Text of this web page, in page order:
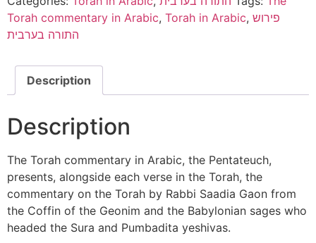
Torah commentary in Arabic, Torah in Arabic, פירוש
התורה בערבית
Description
Description
The Torah commentary in Arabic, the Pentateuch,
presents, alongside each verse in the Torah, the
commentary on the Torah by Rabbi Saadia Gaon from
the Coffin of the Geonim and the Babylonian sages who
headed the Sura and Pumbadita yeshivas.